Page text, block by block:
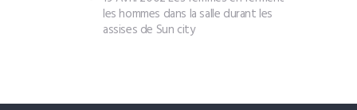
les hommes dans la salle durant les
assises de Sun city